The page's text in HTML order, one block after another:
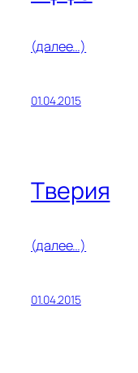
(далее…)
01.04.2015
Тверия
(далее…)
01.04.2015